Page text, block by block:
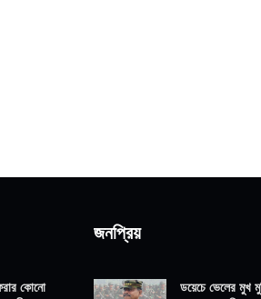
কোনো
জনপ্রিয়
ডয়েচে ভেলের মুখ